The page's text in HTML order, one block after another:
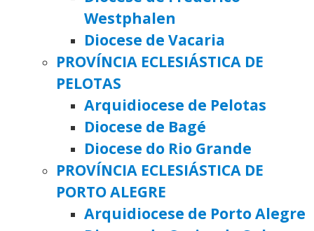
Westphalen
Diocese de Vacaria
PROVÍNCIA ECLESIÁSTICA DE
PELOTAS
Arquidiocese de Pelotas
Diocese de Bagé
Diocese do Rio Grande
PROVÍNCIA ECLESIÁSTICA DE
PORTO ALEGRE
Arquidiocese de Porto Alegre